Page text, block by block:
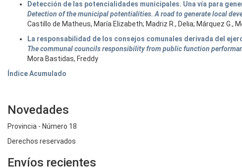
Detección de las potencialidades municipales. Una vía para
Detection of the municipal potentialities. A road to generate local
Castillo de Matheus, María Elizabeth; Madriz R., Delia; Márquez G.,
La responsabilidad de los consejos comunales derivada del
The communal councils responsibility from public function
Mora Bastidas, Freddy
Índice Acumulado
Novedades
Provincia - Número 18
Derechos reservados
Envíos recientes